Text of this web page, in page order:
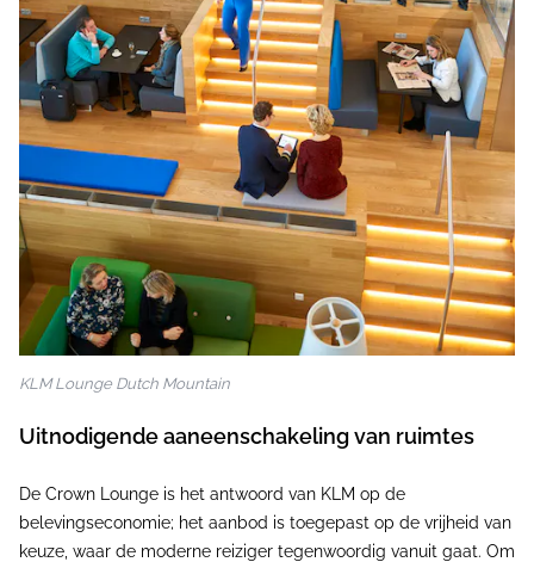
KLM Lounge Dutch Mountain
Uitnodigende aaneenschakeling van ruimtes
De Crown Lounge is het antwoord van KLM op de
belevingseconomie; het aanbod is toegepast op de vrijheid van
keuze, waar de moderne reiziger tegenwoordig vanuit gaat. Om